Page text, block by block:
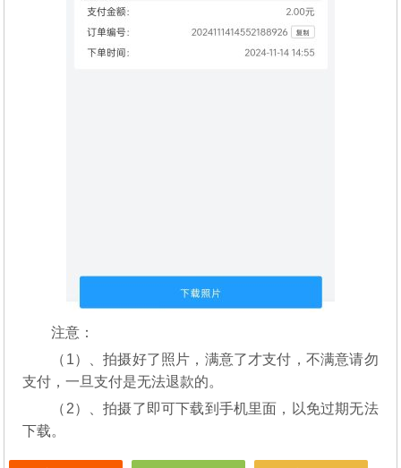
注意：
（1）、拍摄好了照片，满意了才支付，不满意请勿
支付，一旦支付是无法退款的。
（2）、拍摄了即可下载到手机里面，以免过期无法
下载。